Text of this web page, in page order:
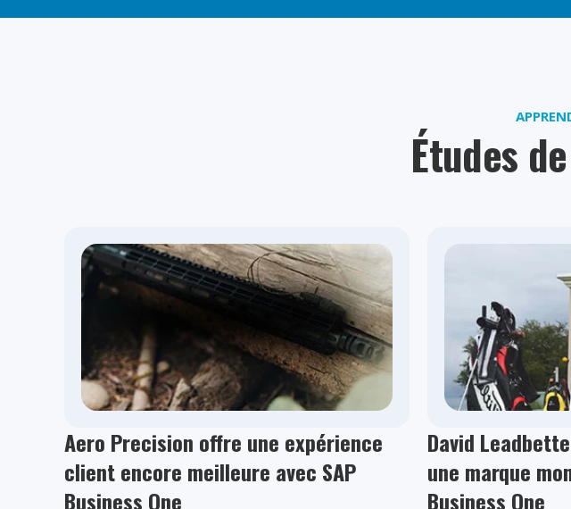
Études
Aero Precision offre une expérience
client encore meilleure avec SAP
Business One
David
une marque
Business One